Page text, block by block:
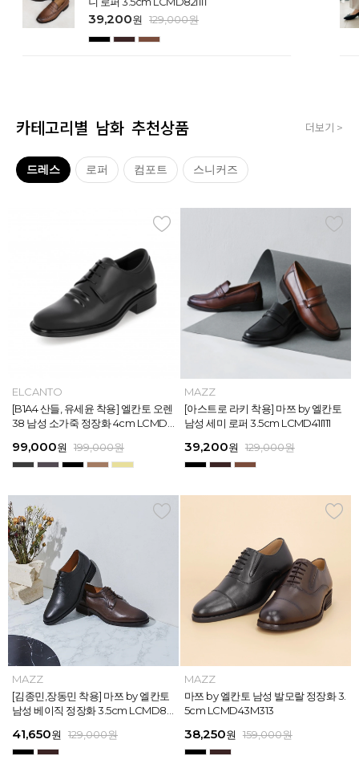
39,200원 129,000원
카테고리별 남화 추천상품 더보기 >
드레스 로퍼 컴포트 스니커즈
MAZZ
마쯔 by 엘칸토 남성 데이엔 스니커즈
3.5cm LCMS20M413
71,400원 189,000원
INTENSE
[아스트로 엠제이 착용] 인텐스 by 엘
칸토 남성 클래식 스니커즈 3cm LC
45,900원 129,000원
MAZZ
마쯔 by 엘칸토 남성 스트라이프 웨빙
포인트 스니커즈 3cm LCMS68M31
67,150원 179,000원
MAZZ
마쯔 by 엘칸토 남성 플레인 볼륨 컵
솔 스니커즈 3cm LCMS62M613
62,900원 179,000원
ELCANTO
[B1A4 산들, 유세윤 착용] 엘칸토 오렌
38 남성 소가죽 정장화 4cm LCMD3
99,000원 199,000원
MAZZ
[아스트로 라키 착용] 마쯔 by 엘칸토
남성 세미 로퍼 3.5cm LCMD41I111
39,200원 129,000원
MAZZ
[김종민,장동민 착용] 마쯔 by 엘칸토
남성 베이직 정장화 3.5cm LCMD80
41,650원 129,000원
MAZZ
마쯔 by 엘칸토 남성 발모랄 정장화 3.
5cm LCMD43M313
38,250원 159,000원
MAZZ
[박형식, 지창욱 착용] 마쯔 by 엘칸토
남성 페니 로퍼 3.5cm LCMD82I111
39,200원 129,000원
MAZZ
[안보현 착용] 마쯔 by 엘칸토 남성 캐
쥬얼 플렉시블 로퍼 2cm LCMC93M
38,250원 159,000원
MAZZ
마쯔 by 엘칸토 남성 오버랩 로퍼 2c
m LCMC92I126
38,250원 129,000원
MAZZ
마쯔 by 엘칸토 남성 스트랩 로퍼 2c
m LCMC91M313
39,200원 159,000원
MAZZ
마쯔 by 엘칸토 남성 데일리 컴포트화
4cm LCMF95M111
38,250원 129,000원
MAZZ
마쯔 by 엘칸토 남성 캐주얼 더비 슈
즈 2.4cm LCMC21M326
38,250원 129,000원
MAZZ
마쯔 by 엘칸토 남성 포인트 컴포트화
4cm LCMD11M111
41,650원 129,000원
MAZZ
마쯔 by 엘칸토 남성 캐주얼 컴포트화
4cm LCMD13M111
41,650원 129,000원
MAZZ
마쯔 by 엘칸토 남성 데이엔 스니커즈
3.5cm LCMS20M413
71,400원 189,000원
INTENSE
[아스트로 엠제이 착용] 인텐스 by 엘
칸토 남성 클래식 스니커즈 3cm LC
45,900원 129,000원
MAZZ
마쯔 by 엘칸토 남성 스트라이프 웨빙
포인트 스니커즈 3cm LCMS68M31
67,150원 179,000원
MAZZ
마쯔 by 엘칸토 남성 플레인 볼륨 컵
솔 스니커즈 3cm LCMS62M613
62,900원 179,000원
ELCANTO
[B1A4 산들, 유세윤 착용] 엘칸토 오렌
38 남성 소가죽 정장화 4cm LCMD3
99,000원 199,000원
MAZZ
[아스트로 라키 착용] 마쯔 by 엘칸토
남성 세미 로퍼 3.5cm LCMD41I111
39,200원 129,000원
MAZZ
[김종민,장동민 착용] 마쯔 by 엘칸토
남성 베이직 정장화 3.5cm LCMD80
41,650원 129,000원
MAZZ
마쯔 by 엘칸토 남성 발모랄 정장화 3.
5cm LCMD43M313
38,250원 159,000원